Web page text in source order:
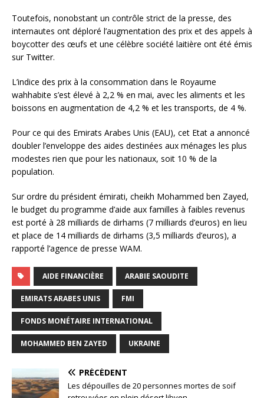
Toutefois, nonobstant un contrôle strict de la presse, des
internautes ont déploré l’augmentation des prix et des appels à
boycotter des œufs et une célèbre société laitière ont été émis
sur Twitter.
L’indice des prix à la consommation dans le Royaume
wahhabite s’est élevé à 2,2 % en mai, avec les aliments et les
boissons en augmentation de 4,2 % et les transports, de 4 %.
Pour ce qui des Emirats Arabes Unis (EAU), cet Etat a annoncé
doubler l’enveloppe des aides destinées aux ménages les plus
modestes rien que pour les nationaux, soit 10 % de la
population.
Sur ordre du président émirati, cheikh Mohammed ben Zayed,
le budget du programme d’aide aux familles à faibles revenus
est porté à 28 milliards de dirhams (7 milliards d’euros) en lieu
et place de 14 milliards de dirhams (3,5 milliards d’euros), a
rapporté l’agence de presse WAM.
AIDE FINANCIÈRE ARABIE SAOUDITE
EMIRATS ARABES UNIS FMI
FONDS MONÉTAIRE INTERNATIONAL
MOHAMMED BEN ZAYED UKRAINE
PRÉCÉDENT
Les dépouilles de 20 personnes mortes de soif